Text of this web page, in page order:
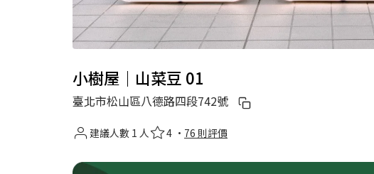
小樹屋｜山菜豆 01
臺北市松山區八德路四段742號
建議人數 1 人 4 · 76 則評價